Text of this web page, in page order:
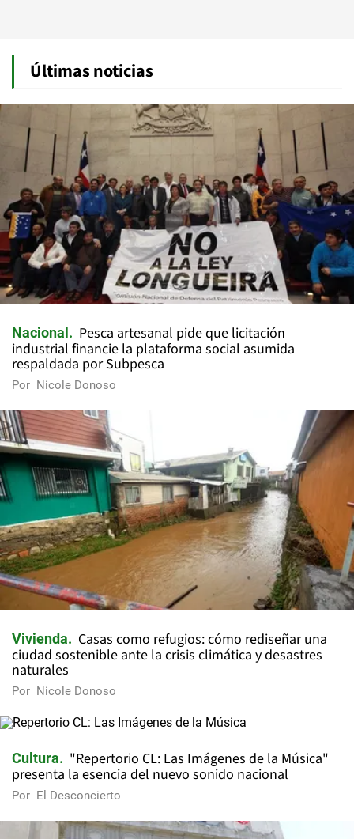
Últimas noticias
Nacional
Pesca artesanal pide que licitación
industrial financie la plataforma social asumida
respaldada por Subpesca
Por Nicole Donoso
Vivienda
Casas como refugios: cómo rediseñar una
ciudad sostenible ante la crisis climática y desastres
naturales
Por Nicole Donoso
Cultura
"Repertorio CL: Las Imágenes de la Música"
presenta la esencia del nuevo sonido nacional
Por El Desconcierto